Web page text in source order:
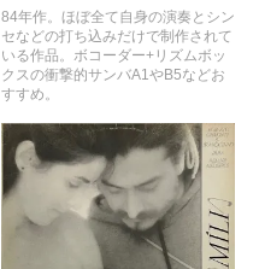
84年作。ほぼ全て自身の演奏とシン
セなどの打ち込みだけで制作されて
いる作品。ボコーダー+リズムボッ
クスの衝撃的サンバA1やB5などお
すすめ。